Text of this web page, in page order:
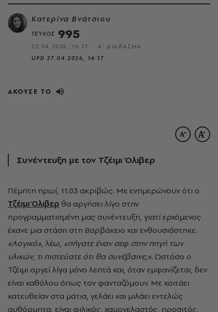
Κατερίνα Βνάτσιου
ΤΕΥΧΟΣ 995
22.04.2026, 16:17
6’ ΔΙΑΒΑΣΜΑ
UPD27.04.2026, 14:17
ΑΚΟΥΣΕ ΤΟ
Συνέντευξη με τον Τζέιμι Όλιβερ
Πέμπτη πρωί, 11.03 ακριβώς. Με ενημερώνουν ότι ο
Τζέιμι Όλιβερ θα αργήσει λίγο στην
προγραμματισμένη μας συνέντευξη, γιατί ερχόμενος
έκανε μια στάση στη Βαρβάκειο και ενθουσιάστηκε.
«Λογικό», λέω, «πήγατε έναν σεφ στην πηγή των
υλικών, τι πιστεύατε ότι θα συνέβαινε;».Ωστόσο ο
Τζέιμι αργεί λίγα μόνο λεπτά και, όταν εμφανίζεται, δεν
είναι καθόλου όπως τον φανταζόμουν. Με κοιτάει
κατευθείαν στα μάτια, γελάει και μιλάει εντελώς
αυθόρμητα, είναι φιλικός, χαμογελαστός, προσιτός.